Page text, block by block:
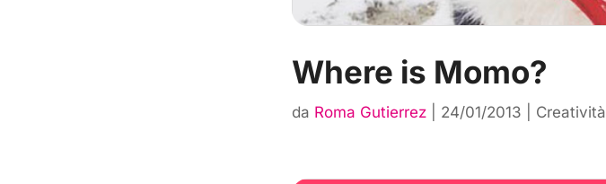
Where is Momo?
da Roma Gutierrez 24/01/2013 Creatività